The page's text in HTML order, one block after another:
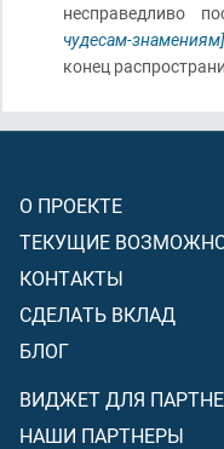
несправедливо
чудесам-знамениям]
конец
О ПРОЕКТЕ
ТЕКУЩИЕ
КОНТАКТЫ
СДЕЛАТЬ ВКЛАД
БЛОГ
ВИДЖЕТ ДЛЯ
НАШИ ПАРТНЕРЫ